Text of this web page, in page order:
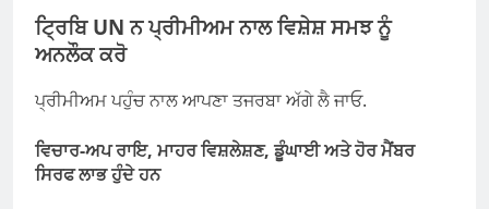
ਟ੍ਰਿਬਿ UN ਨ ਪ੍ਰੀਮੀਅਮ ਨਾਲ ਵਿਸ਼ੇਸ਼ ਸਮਝ ਨੂੰ
ਅਨਲੌਕ ਕਰੋ
ਪ੍ਰੀਮੀਅਮ ਪਹੁੰਚ ਨਾਲ ਆਪਣਾ ਤਜਰਬਾ ਅੱਗੇ ਲੈ ਜਾਓ.
ਵਿਚਾਰ-ਅਪ ਰਾਇ, ਮਾਹਰ ਵਿਸ਼ਲੇਸ਼ਣ, ਡੂੰਘਾਈ ਅਤੇ ਹੋਰ ਮੈਂਬਰ
ਸਿਰਫ ਲਾਭ ਹੁੰਦੇ ਹਨ